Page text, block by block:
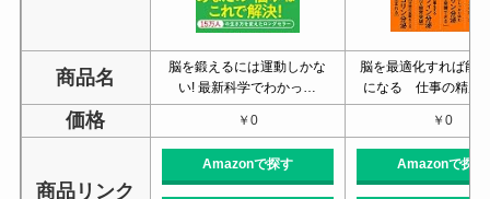
商品名
脳を鍛えるには運動しかな
い! 最新科学でわかっ…
脳を最適化すれば能
になる 仕事の精度
価格 ￥0 ￥0
商品リンク
Amazonで探す Amazonで探す